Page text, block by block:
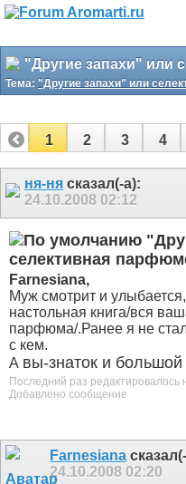
Тема: "Другие запахи" или
1 2 3 4
13
ня-ня сказал(-а):
24.10.2008 02:12
селективная
Farnesiana,
Муж смотрит и
настольная книга/вся
парфюма/.Ранее я не
с кем.
А вы-знаток и
Последний раз редактировалось
Добавлено сообщение
Farnesiana
24.10.2008 02:20